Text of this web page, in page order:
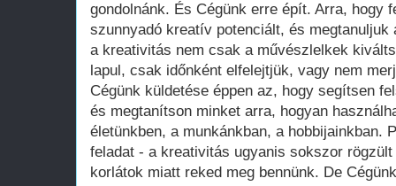
gondolnánk. És Cégünk erre épít. Arra, hogy
szunnyadó kreatív potenciált, és
a kreativitás nem csak a művészlelkek
lapul, csak időnként elfelejtjük, vagy nem
Cégünk küldetése éppen az, hogy segítsen
és megtanítson minket arra, hogyan
életünkben, a munkánkban, a hobbijainkban.
feladat - a kreativitás ugyanis sokszor
korlátok miatt reked meg bennünk. De